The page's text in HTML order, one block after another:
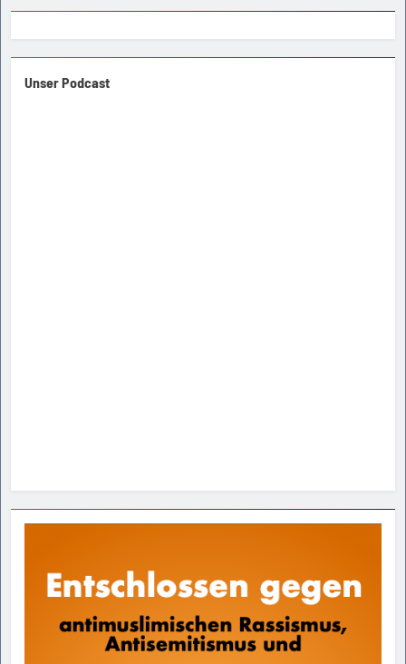
Unser Podcast